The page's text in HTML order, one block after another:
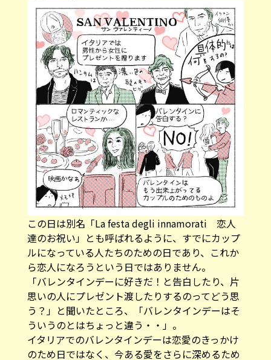
この日は別名「La festa degli innamorati 恋人
達のお祝い」とも呼ばれるように、すでにカップ
ルになっている人たちのための日であり、これか
ら恋人になろうという日ではありません。
「バレンタインデーに好きだ！と告白したり、片
思いの人にプレゼント渡したりするのってどう思
う？」と聞いたところ、「バレンタインデーはそ
ういうのとはちょっと違う・・」。
イタリアでのバレンタインデーは恋愛のきっかけ
のため日ではなく、今ある愛をさらに深めるため